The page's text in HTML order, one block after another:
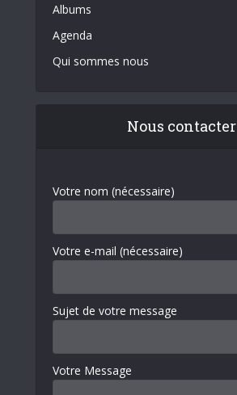
Albums
Agenda
Qui sommes nous
Nous contacter
Votre nom (nécessaire)
Votre e-mail (nécessaire)
Sujet de votre message
Votre Message